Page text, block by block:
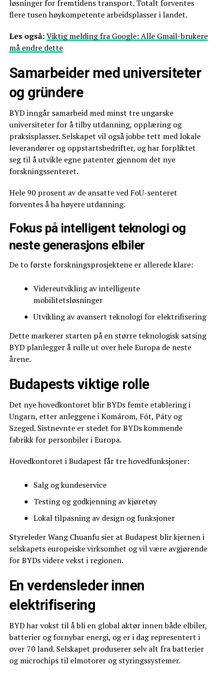
løsninger for fremtidens transport. Totalt forventes
flere tusen høykompetente arbeidsplasser i landet.
Les også:Viktig melding fra Google: Alle Gmail-brukere
må endre dette
Samarbeider med universiteter
og gründere
BYD inngår samarbeid med minst tre ungarske
universiteter for å tilby utdanning, opplæring og
praksisplasser. Selskapet vil også jobbe tett med lokale
leverandører og oppstartsbedrifter, og har forpliktet
seg til å utvikle egne patenter gjennom det nye
forskningssenteret.
Hele 90 prosent av de ansatte ved FoU-senteret
forventes å ha høyere utdanning.
Fokus på intelligent teknologi og
neste generasjons elbiler
De to første forskningsprosjektene er allerede klare:
Videreutvikling av intelligente
mobilitetsløsninger
Utvikling av avansert teknologi for elektrifisering
Dette markerer starten på en større teknologisk satsing
BYD planlegger å rulle ut over hele Europa de neste
årene.
Budapests viktige rolle
Det nye hovedkontoret blir BYDs femte etablering i
Ungarn, etter anleggene i Komárom, Fót, Páty og
Szeged. Sistnevnte er stedet for BYDs kommende
fabrikk for personbiler i Europa.
Hovedkontoret i Budapest får tre hovedfunksjoner:
Salg og kundeservice
Testing og godkjenning av kjøretøy
Lokal tilpasning av design og funksjoner
Styreleder Wang Chuanfu sier at Budapest blir kjernen i
selskapets europeiske virksomhet og vil være avgjørende
for BYDs videre vekst i regionen.
En verdensleder innen
elektrifisering
BYD har vokst til å bli en global aktør innen både elbiler,
batterier og fornybar energi, og er i dag representert i
over 70 land. Selskapet produserer selv alt fra batterier
og microchips til elmotorer og styringssystemer.